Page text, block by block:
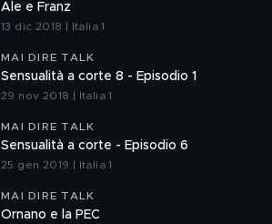
Ale e Franz
13 dic 2018 | Italia 1
MAI DIRE TALK
Sensualità a corte 8 - Episodio 1
29 nov 2018 | Italia 1
MAI DIRE TALK
Sensualità a corte - Episodio 6
25 gen 2019 | Italia 1
MAI DIRE TALK
Ornano e la PEC